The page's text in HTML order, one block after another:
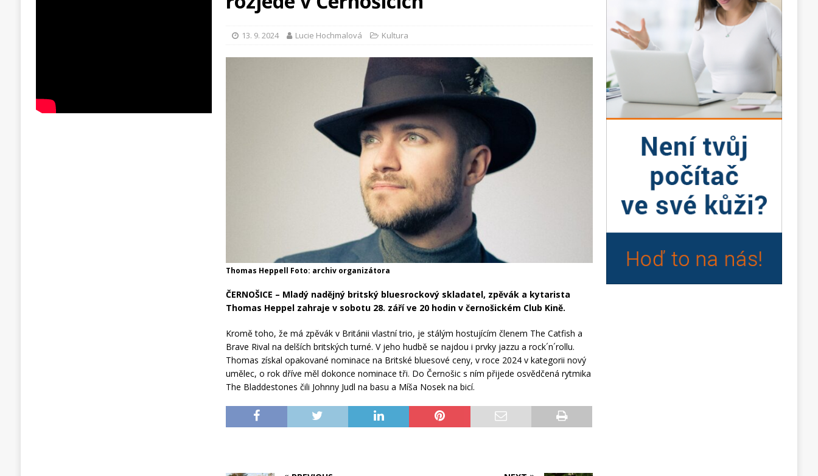
13. 9. 2024 Lucie Hochmalová Kultura
Thomas Heppell Foto: archiv organizátora
ČERNOŠICE – Mladý nadějný britský bluesrockový skladatel, zpěvák a kytarista
Thomas Heppel zahraje v sobotu 28. září ve 20 hodin v černošickém Club Kině.
Kromě toho, že má zpěvák v Británii vlastní trio, je stálým hostujícím členem The Catfish a
Brave Rival na delších britských turné. V jeho hudbě se najdou i prvky jazzu a rock´n´rollu.
Thomas získal opakované nominace na Britské bluesové ceny, v roce 2024 v kategorii nový
umělec, o rok dříve měl dokonce nominace tři. Do Černošic s ním přijede osvědčená rytmika
The Bladdestones čili Johnny Judl na basu a Míša Nosek na bicí.